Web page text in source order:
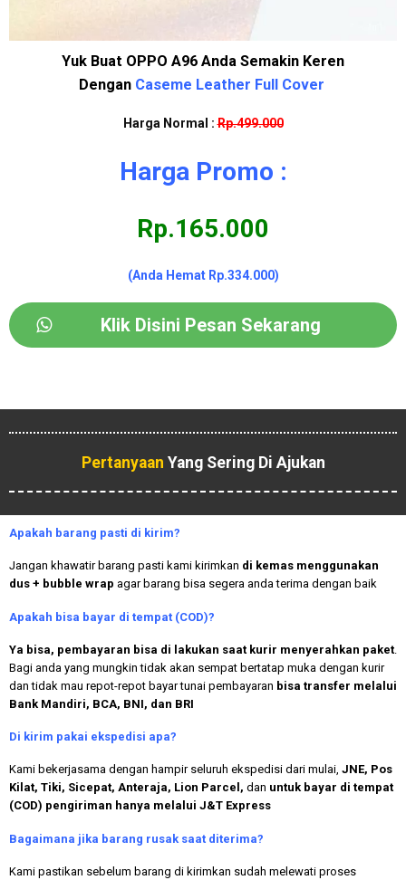
Yuk Buat OPPO A96 Anda Semakin Keren
Dengan Caseme Leather Full Cover
Harga Normal :Rp.499.000
Harga Promo :
Rp.165.000
(Anda Hemat Rp.334.000)
Klik Disini Pesan Sekarang
Pertanyaan Yang Sering Di Ajukan
Apakah barang pasti di kirim?
Jangan khawatir barang pasti kami kirimkan di kemas menggunakan
dus + bubble wrap agar barang bisa segera anda terima dengan baik
Apakah bisa bayar di tempat (COD)?
Ya bisa, pembayaran bisa di lakukan saat kurir menyerahkan paket
Bagi anda yang mungkin tidak akan sempat bertatap muka dengan kurir
dan tidak mau repot-repot bayar tunai pembayaran bisa transfer melalui
Bank Mandiri, BCA, BNI, dan BRI
Di kirim pakai ekspedisi apa?
Kami bekerjasama dengan hampir seluruh ekspedisi dari mulai, JNE, Pos
Kilat, Tiki, Sicepat, Anteraja, Lion Parcel, dan untuk bayar di tempat
(COD) pengiriman hanya melalui J&T Express
Bagaimana jika barang rusak saat diterima?
Kami pastikan sebelum barang di kirimkan sudah melewati proses